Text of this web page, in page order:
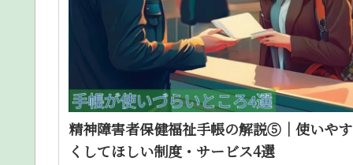
精神障害者保健福祉手帳の解説⑤｜使いやす
くしてほしい制度・サービス4選